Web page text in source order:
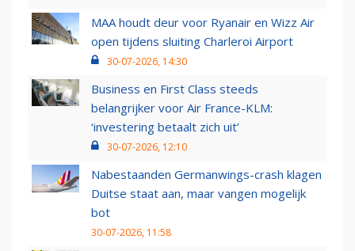
MAA houdt deur voor Ryanair en Wizz Air
open tijdens sluiting Charleroi Airport
30-07-2026, 14:30
Business en First Class steeds
belangrijker voor Air France-KLM:
‘investering betaalt zich uit’
30-07-2026, 12:10
Nabestaanden Germanwings-crash klagen
Duitse staat aan, maar vangen mogelijk
bot
30-07-2026, 11:58